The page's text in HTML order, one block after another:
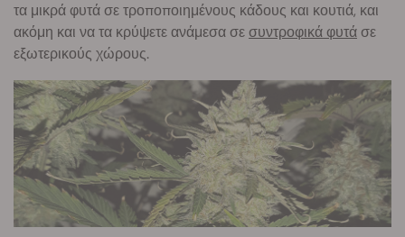
τα μικρά φυτά σε τροποποιημένους κάδους και κουτιά, και
ακόμη και να τα κρύψετε ανάμεσα σεσυντροφικά φυτάσε
εξωτερικούς χώρους.